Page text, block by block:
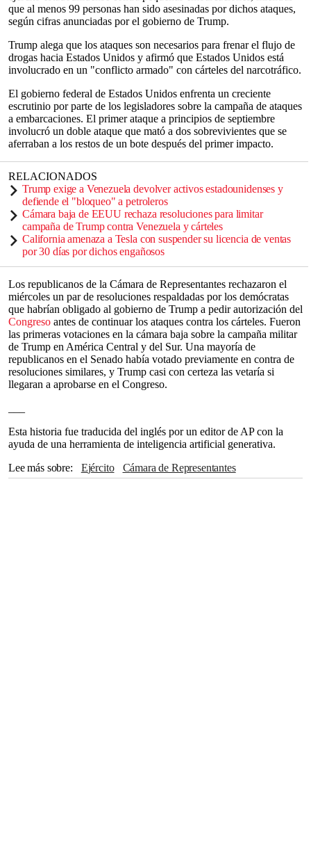
que al menos 99 personas han sido asesinadas por dichos ataques,
según cifras anunciadas por el gobierno de Trump.
Trump alega que los ataques son necesarios para frenar el flujo de
drogas hacia Estados Unidos y afirmó que Estados Unidos está
involucrado en un "conflicto armado" con cárteles del narcotráfico.
El gobierno federal de Estados Unidos enfrenta un creciente
escrutinio por parte de los legisladores sobre la campaña de ataques
a embarcaciones. El primer ataque a principios de septiembre
involucró un doble ataque que mató a dos sobrevivientes que se
aferraban a los restos de un bote después del primer impacto.
RELACIONADOS
Trump exige a Venezuela devolver activos estadounidenses y
defiende el "bloqueo" a petroleros
Cámara baja de EEUU rechaza resoluciones para limitar
campaña de Trump contra Venezuela y cárteles
California amenaza a Tesla con suspender su licencia de ventas
por 30 días por dichos engañosos
Los republicanos de la Cámara de Representantes rechazaron el
miércoles un par de resoluciones respaldadas por los demócratas
que habrían obligado al gobierno de Trump a pedir autorización del
Congreso antes de continuar los ataques contra los cárteles. Fueron
las primeras votaciones en la cámara baja sobre la campaña militar
de Trump en América Central y del Sur. Una mayoría de
republicanos en el Senado había votado previamente en contra de
resoluciones similares, y Trump casi con certeza las vetaría si
llegaran a aprobarse en el Congreso.
Esta historia fue traducida del inglés por un editor de AP con la
ayuda de una herramienta de inteligencia artificial generativa.
Lee más sobre
Ejército
Cámara de Representantes